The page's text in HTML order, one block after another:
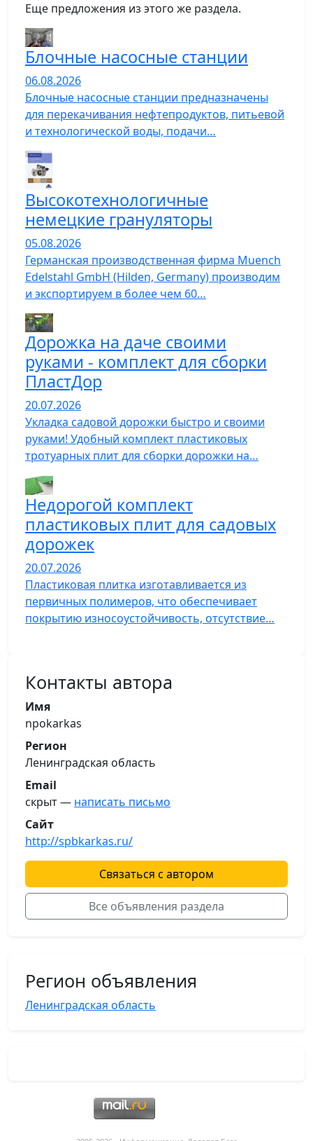
Еще предложения из этого же раздела.
Блочные насосные станции
06.08.2026
Блочные насосные станции предназначены
для перекачивания нефтепродуктов, питьевой
и технологической воды, подачи…
Высокотехнологичные
немецкие грануляторы
05.08.2026
Германская производственная фирма Muench
Edelstahl GmbH (Hilden, Germany) производим
и экспортируем в более чем 60…
Дорожка на даче своими
руками - комплект для сборки
ПластДор
20.07.2026
Укладка садовой дорожки быстро и своими
руками! Удобный комплект пластиковых
тротуарных плит для сборки дорожки на…
Недорогой комплект
пластиковых плит для садовых
дорожек
20.07.2026
Пластиковая плитка изготавливается из
первичных полимеров, что обеспечивает
покрытию износоустойчивость, отсутствие…
Контакты автора
Имя
npokarkas
Регион
Ленинградская область
Email
скрыт — написать письмо
Сайт
http://spbkarkas.ru/
Связаться с автором
Все объявления раздела
Регион объявления
Ленинградская область